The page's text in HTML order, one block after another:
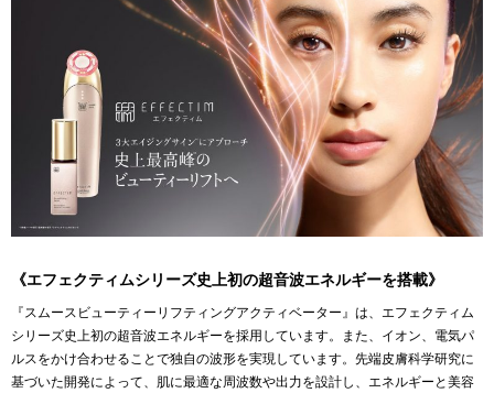
《エフェクティムシリーズ史上初の超音波エネルギーを搭載》
『スムースビューティーリフティングアクティベーター』は、エフェクティム
シリーズ史上初の超音波エネルギーを採用しています。また、イオン、電気パ
ルスをかけ合わせることで独自の波形を実現しています。先端皮膚科学研究に
基づいた開発によって、肌に最適な周波数や出力を設計し、エネルギーと美容